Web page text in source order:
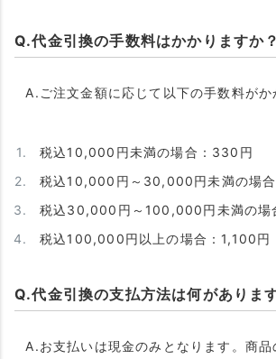
Q.代金引換の手数料はかかりますか？
A.ご注文金額に応じて以下の手数料がか
税込10,000円未満の場合：330円
税込10,000円～30,000円未満の場
税込30,000円～100,000円未満の場
税込100,000円以上の場合：1,100円
Q.代金引換の支払方法は何がありま
A.お支払いは現金のみとなります。商品